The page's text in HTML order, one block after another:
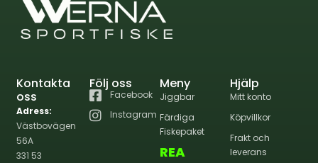
Kontakta
oss
Adress:
Västbovägen
56A
331 53
Följ oss
Facebook
Instagram
Meny
Jiggbar
Färdiga
Fiskepaket
REA
Hjälp
Mitt konto
Köpvillkor
Frakt och
leverans